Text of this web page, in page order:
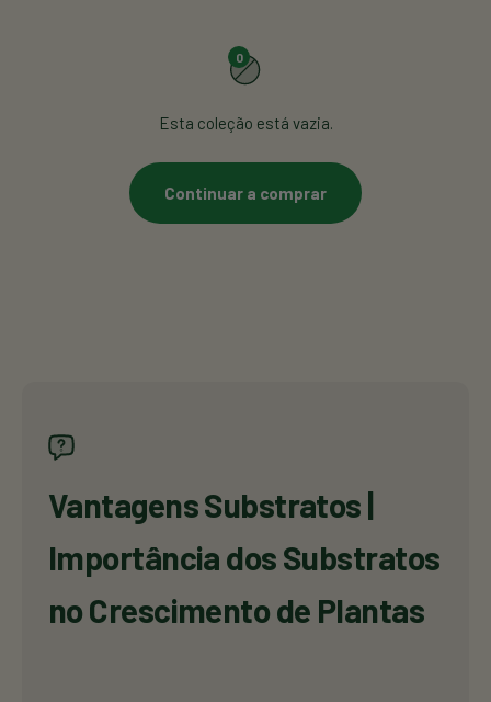
0
Esta coleção está vazia.
Continuar a comprar
Vantagens Substratos |
Importância dos Substratos
no Crescimento de Plantas